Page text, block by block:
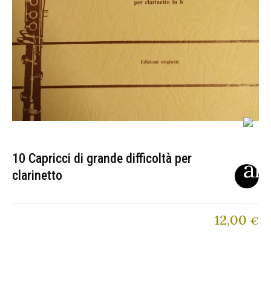
10 Capricci di grande difficoltà per
clarinetto
12,00 €